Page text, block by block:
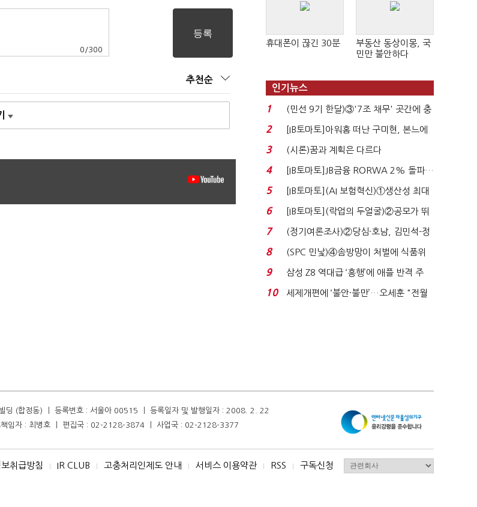
0 /300
추천순
휴대폰이 끊긴 30분
부동산 동상이몽, 국
민만 불안하다
인기뉴스
1
(민선 9기 한달)③'7조 채무' 곳간에 충
격…추미애, 20년...
2
[IB토마토]아워홈 떠난 구미현, 본느에
340억 베팅…가...
3 (시론)꿈과 계획은 다르다
4
[IB토마토]JB금융 RORWA 2% 돌파…
실적 견인은 은행 ...
5
[IB토마토](AI 보험혁신)①생산성 최대
80% 개선…현실...
6
[IB토마토](락업의 두얼굴)②공모가 뛰
자 첫날 매도…FI ...
7
(정기여론조사)②당심·호남, 김민석-정
청래 '초접전'...
8
(SPC 민낯)④솜방망이 처벌에 식품위
생법 위반 반복...
9
삼성 Z8 역대급 ‘흥행’에 애플 반격 주
목…9월 ‘폴...
10
세제개편에 ‘불안·불만’…오세훈 "전월
딩 (합정동) ㅣ 등록번호 : 서울아 00515 ㅣ 등록일자 및 발행일자 : 2008. 2. 22
책임자 : 최병호 ㅣ 편집국 : 02-2128-3874 ㅣ 사업국 : 02-2128-3377
취급방침 I IR CLUB I 고충처리인제도 안내 I 서비스 이용약관 I RSS I 구독신청